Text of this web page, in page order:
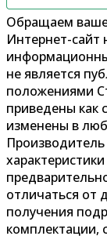
Обращаем
Интернет-сайт
не является
положениями
приведены как
изменены в
отличаться от
получения
комплектации,